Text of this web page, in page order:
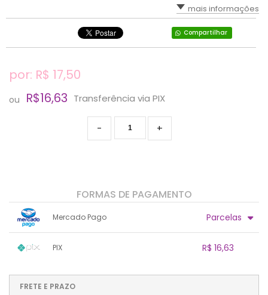
mais informações
Compartilhar
por: R$ 17,50
ou R$16,63 Transferência via PIX
+
-
FORMAS DE PAGAMENTO
Mercado Pago Parcelas
PIX R$ 16,63
...
....
FRETE E PRAZO